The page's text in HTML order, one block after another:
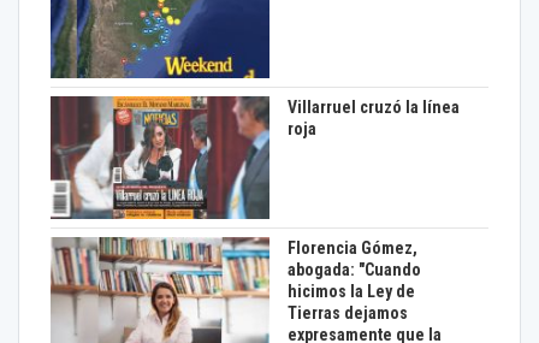
Villarruel cruzó la línea
roja
Florencia Gómez,
abogada: "Cuando
hicimos la Ley de
Tierras dejamos
expresamente que la